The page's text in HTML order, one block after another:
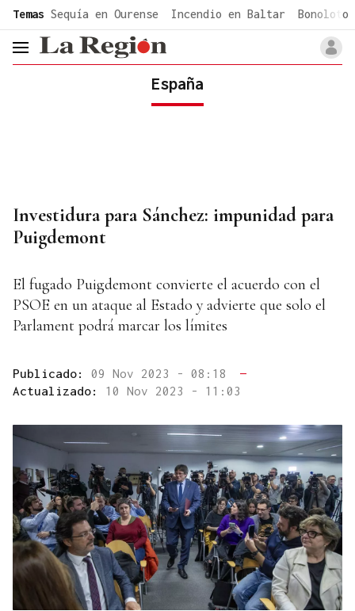
common.go-to-content
Temas Sequía en Ourense Incendio en Baltar Bonoloto
header.menu.open
España
Investidura para Sánchez: impunidad para
Puigdemont
El fugado Puigdemont convierte el acuerdo con el
PSOE en un ataque al Estado y advierte que solo el
Parlament podrá marcar los límites
Publicado: 09 Nov 2023 - 08:18
—
Actualizado: 10 Nov 2023 - 11:03